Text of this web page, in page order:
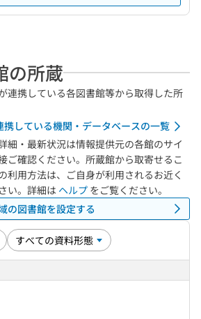
の所蔵
連携している各図書館等から取得した所
携している機関・データベースの一覧
細・最新状況は情報提供元の各館のサイ
ご確認ください。所蔵館から取寄せるこ
利用方法は、ご自身が利用されるお近く
い。詳細は ヘルプ をご覧ください。
の図書館を設定する